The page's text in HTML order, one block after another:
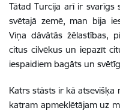
Tātad Turcija arī ir svarīgs
svētajā zemē, man bija
Viņa dāvātās žēlastības,
citus cilvēkus un iepazīt
iespaidiem bagāts un
Katrs stāsts ir kā
katram apmeklētājam uz